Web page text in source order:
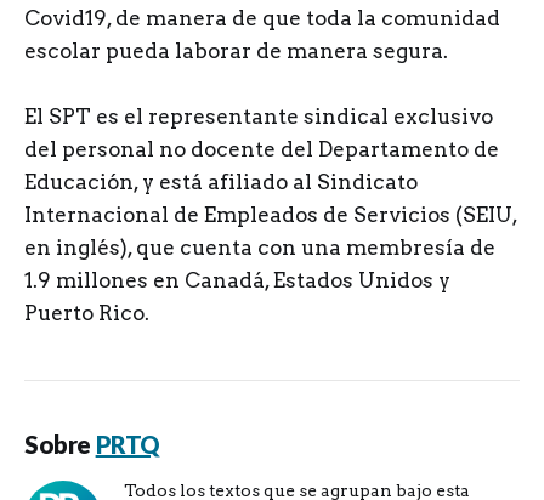
Covid19, de manera de que toda la comunidad
escolar pueda laborar de manera segura.
El SPT es el representante sindical exclusivo
del personal no docente del Departamento de
Educación, y está afiliado al Sindicato
Internacional de Empleados de Servicios (SEIU,
en inglés), que cuenta con una membresía de
1.9 millones en Canadá, Estados Unidos y
Puerto Rico.
Sobre PRTQ
Todos los textos que se agrupan bajo esta